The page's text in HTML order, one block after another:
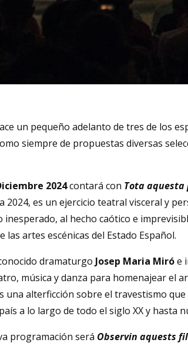
un pequeño adelanto de tres de los
siempre de propuestas diversas
2024contará con Tota
2024, es un ejercicio teatral visceral y
al hecho caótico e
artes escénicas del Estado Español.
dramaturgo Josep Maria Miróe
música y danza para homenajear
una alterficción sobre el travestismo
a lo largo de todo el siglo XX y hasta
programación será Observin aquests